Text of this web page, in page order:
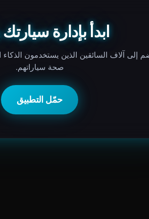
ابدأ بإدارة
إلى آلاف السائقين الذين يستخدمون
صحة سياراتهم.
حمّل التطبيق